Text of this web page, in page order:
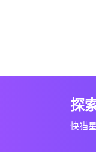
探
快猫